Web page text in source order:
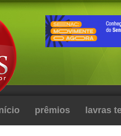
prêmios lavras